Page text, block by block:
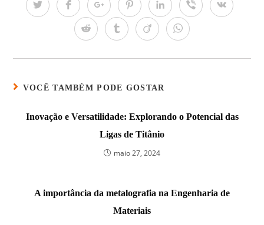
VOCÊ TAMBÉM PODE GOSTAR
Inovação e Versatilidade: Explorando o Potencial das
Ligas de Titânio
maio 27, 2024
A importância da metalografia na Engenharia de
Materiais